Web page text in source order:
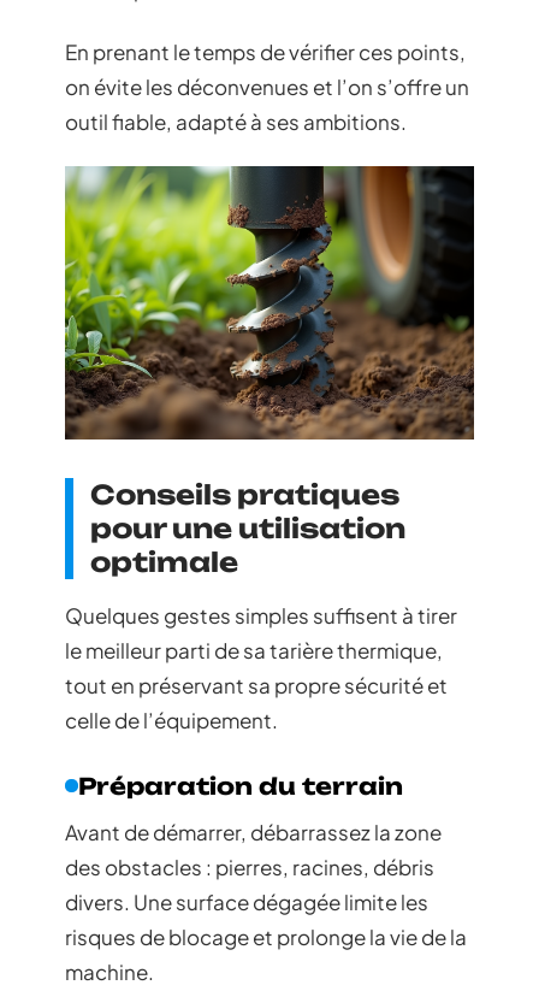
En prenant le temps de vérifier ces points,
on évite les déconvenues et l’on s’offre un
outil fiable, adapté à ses ambitions.
Conseils pratiques
pour une utilisation
optimale
Quelques gestes simples suffisent à tirer
le meilleur parti de sa tarière thermique,
tout en préservant sa propre sécurité et
celle de l’équipement.
Préparation du terrain
Avant de démarrer, débarrassez la zone
des obstacles : pierres, racines, débris
divers. Une surface dégagée limite les
risques de blocage et prolonge la vie de la
machine.